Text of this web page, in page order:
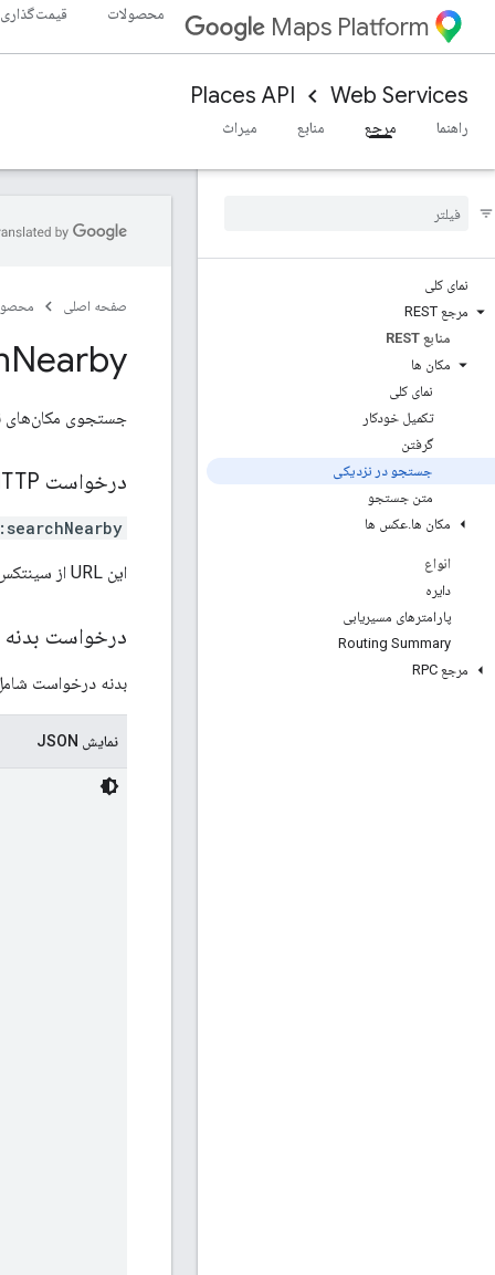
Maps Platform محصولات قیمت‌گذاری
Web Services
Places API
راهنما
مرجع منابع میراث
نمای کلی
مرجع REST
منابع REST
مکان ها
نمای کلی
تکمیل خودکار
گرفتن
جستجو در نزدیکی
متن جستجو
مکان ها.عکس ها
انواع
دایره
پارامترهای مسیریابی
Routing Summary
مرجع RPC
صفحه اصلی
Nearby
جستجوی مکان‌های
درخواست HTTP
این URL از سینتکس
درخواست بدنه
بدنه درخواست
نمایش JSON